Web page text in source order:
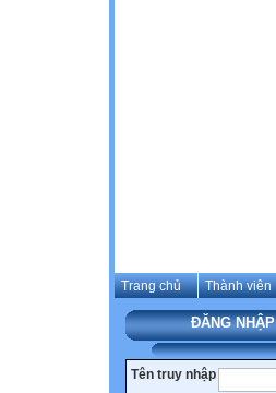
Trang chủ Thành viên
ĐĂNG NHẬP
Tên truy nhập